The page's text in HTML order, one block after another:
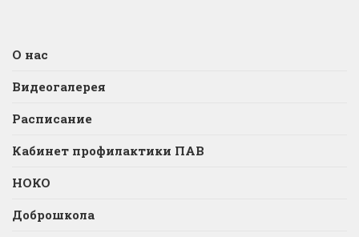
О нас
Видеогалерея
Расписание
Кабинет профилактики ПАВ
НОКО
Доброшкола